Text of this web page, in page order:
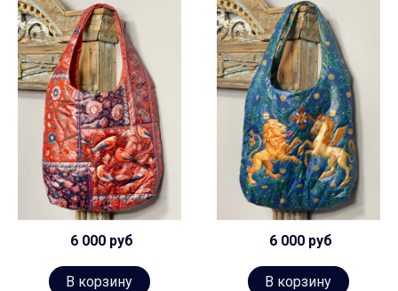
6 000 руб
В корзину
6 000 руб
В корзину